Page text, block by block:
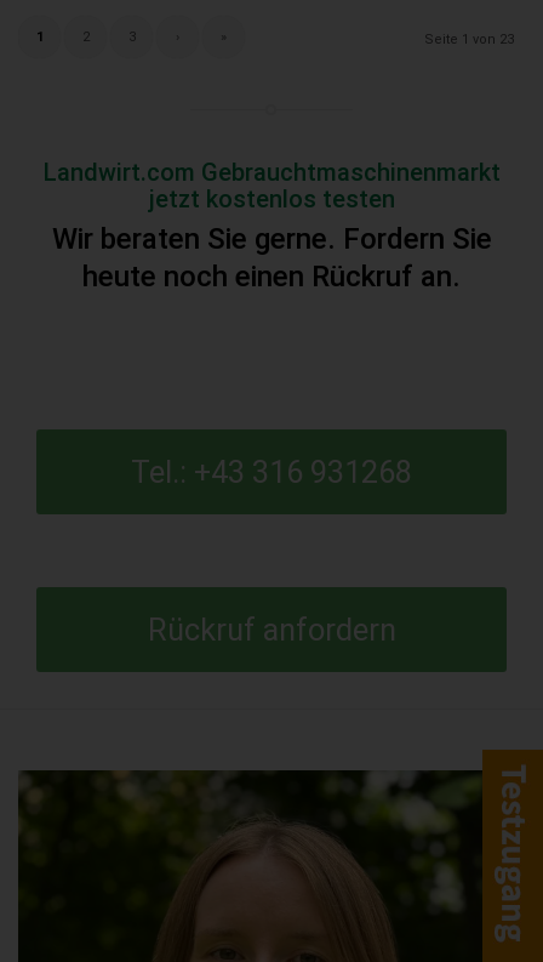
Seite 1 von 23
1 2 3
Landwirt.com Gebrauchtmaschinenmarkt
jetzt kostenlos testen
Wir beraten Sie gerne. Fordern Sie
heute noch einen Rückruf an.
Tel.: +43 316 931268
Rückruf anfordern